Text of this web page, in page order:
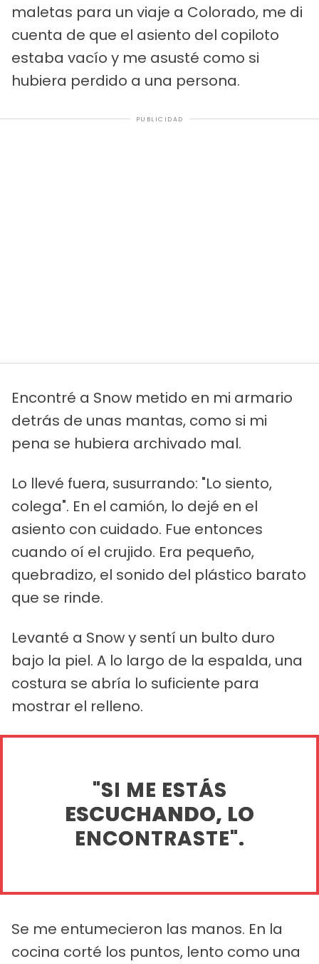
maletas para un viaje a Colorado, me di
cuenta de que el asiento del copiloto
estaba vacío y me asusté como si
hubiera perdido a una persona.
PUBLICIDAD
Encontré a Snow metido en mi armario
detrás de unas mantas, como si mi
pena se hubiera archivado mal.
Lo llevé fuera, susurrando: "Lo siento,
colega". En el camión, lo dejé en el
asiento con cuidado. Fue entonces
cuando oí el crujido. Era pequeño,
quebradizo, el sonido del plástico barato
que se rinde.
Levanté a Snow y sentí un bulto duro
bajo la piel. A lo largo de la espalda, una
costura se abría lo suficiente para
mostrar el relleno.
"SI ME ESTÁS
ESCUCHANDO, LO
ENCONTRASTE".
Se me entumecieron las manos. En la
cocina corté los puntos, lento como una